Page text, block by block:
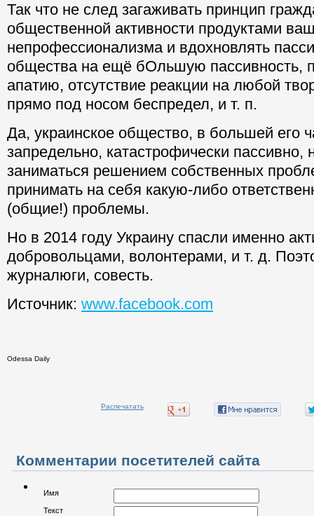
Так что не след загаживать принцип
общественной активности продуктами
непрофессионализма и вдохновлять
общества на ещё бОльшую пассивность,
апатию, отсутствие реакции на любой
прямо под носом беспредел, и т. п.
Да, украинское общество, в большей его
запредельно, катастрофически пассивно,
заниматься решением собственных
принимать на себя какую-либо
(общие!) проблемы.
Но в 2014 году Украину спасли именно
добровольцами, волонтерами, и т. д.
журналюги, совесть.
Источник: www.facebook.com
Odessa Daily
Распечатать
Комментарии посетителей сайта
Имя
Текст